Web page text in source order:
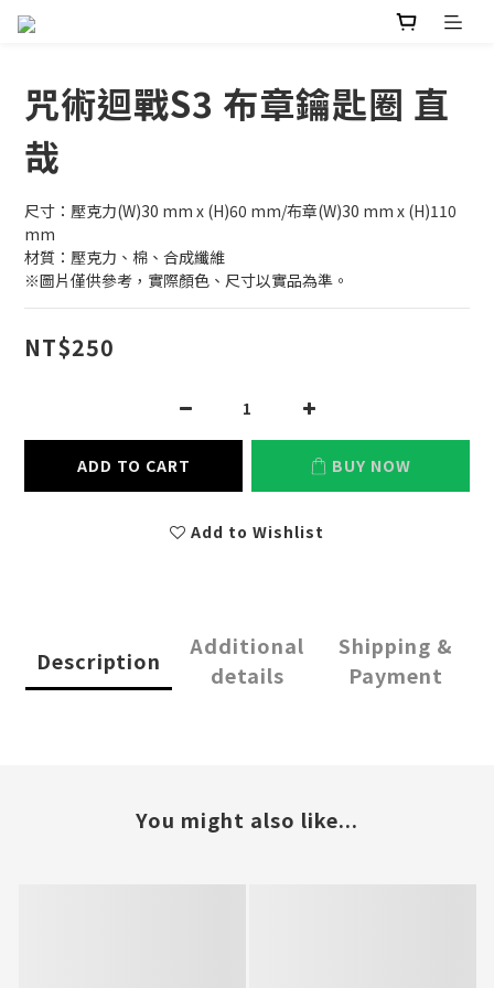
咒術迴戰S3 布章鑰匙圈 直
哉
尺寸：壓克力(W)30 mm x (H)60 mm/布章(W)30 mm x (H)110
mm
材質：壓克力、棉、合成纖維
※圖片僅供參考，實際顏色、尺寸以實品為準。
NT$250
ADD TO CART BUY NOW
Add to Wishlist
Description
Additional
details
Shipping &
Payment
You might also like...